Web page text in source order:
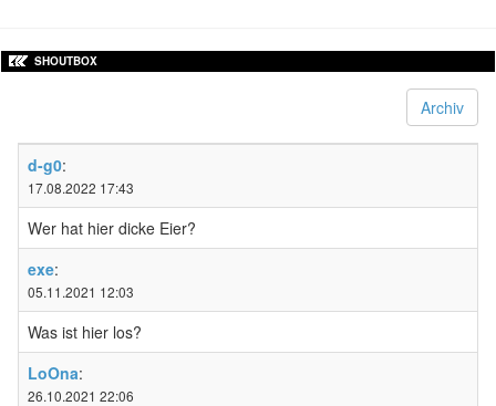
SHOUTBOX
Archiv
d-g0:
17.08.2022 17:43
Wer hat hier dicke Eier?
exe:
05.11.2021 12:03
Was ist hier los?
LoOna:
26.10.2021 22:06